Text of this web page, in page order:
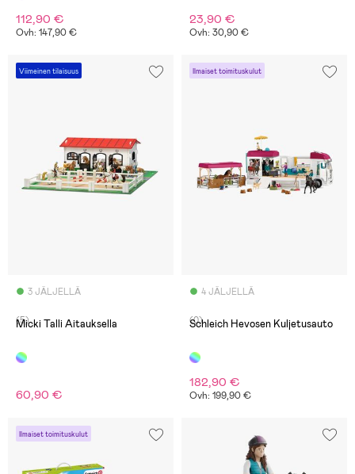
112,90 €
Ovh: 147,90 €
23,90 €
Ovh: 30,90 €
Viimeinen tilaisuus
3 JÄLJELLÄ
(5)
Micki Talli Aitauksella
60,90 €
Ilmaiset toimituskulut
4 JÄLJELLÄ
(0)
Schleich Hevosen Kuljetusauto
182,90 €
Ovh: 199,90 €
Ilmaiset toimituskulut